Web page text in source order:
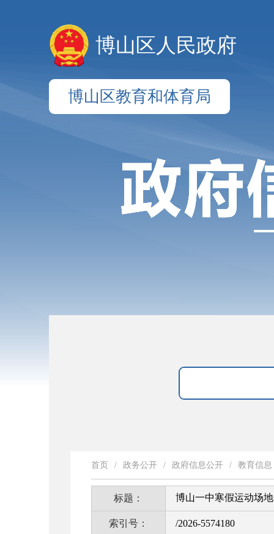
博山区人民政府
博山区教育和体育局
首页 / 政务公开 / 政府信息公开 / 教育信息
标题： 博山一中寒假运动场
索引号： /2026-5574180